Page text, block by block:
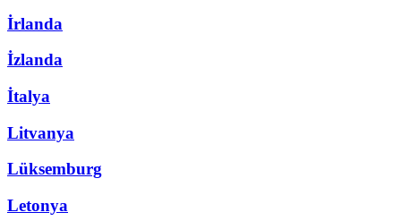
İrlanda
İzlanda
İtalya
Litvanya
Lüksemburg
Letonya